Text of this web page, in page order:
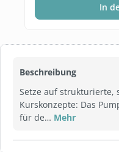
Beschreibung
Setze auf strukturierte,
Kurskonzepte: Das
für de… Mehr
In